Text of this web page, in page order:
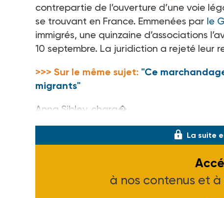
contrepartie de l’ouverture d’une voie
se trouvant en France. Emmenées par le
immigrés, une quinzaine d’associations
10 septembre. La juridiction a rejeté leur
>>> Sur le même sujet: "Ce
migrants"
Anna Sibley, charg�
La suite
à nos contenus et